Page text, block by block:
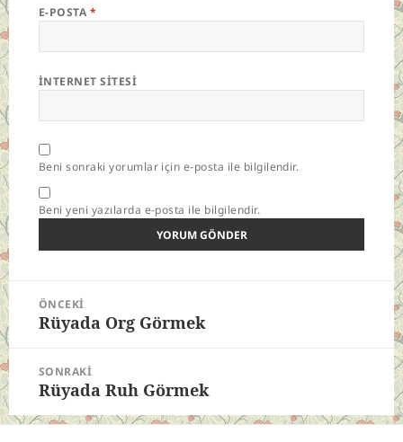
E-POSTA *
İNTERNET SITESI
Beni sonraki yorumlar için e-posta ile bilgilendir.
Beni yeni yazılarda e-posta ile bilgilendir.
Yazı
gezinmesi
ÖNCEKI
Önceki
Rüyada Org Görmek
SONRAKI
Sonraki
yazı:
Rüyada Ruh Görmek